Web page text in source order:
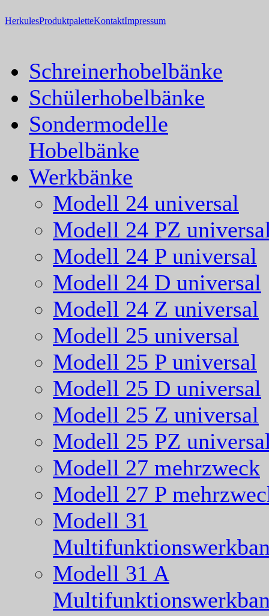
HerkulesProduktpaletteKontaktImpressum
Schreinerhobelbänke
Schülerhobelbänke
Sondermodelle
Hobelbänke
Werkbänke
Modell 24 universal
Modell 24 PZ
Modell 24 P universal
Modell 24 D universal
Modell 24 Z universal
Modell 25 universal
Modell 25 P universal
Modell 25 D universal
Modell 25 Z universal
Modell 25 PZ
Modell 27 mehrzweck
Modell 27 P
Modell 31
Modell 31 A